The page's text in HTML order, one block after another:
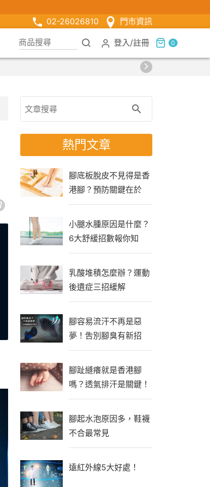
02-26026810
門市資訊
登入 /註冊 0
熱門文章
腳底板脫皮不見得是香
港腳？預防關鍵在於
「生活習慣」
小腿水腫原因是什麼？
6大舒緩招數報你知
乳酸堆積怎麼辦？運動
後遺症三招緩解
腳容易流汗不再是惡
夢！吿別腳臭有新招
腳趾縫癢就是香港腳
嗎？透氣排汗是關鍵！
腳起水泡原因多，鞋襪
不合最常見
遠紅外線5大好處！